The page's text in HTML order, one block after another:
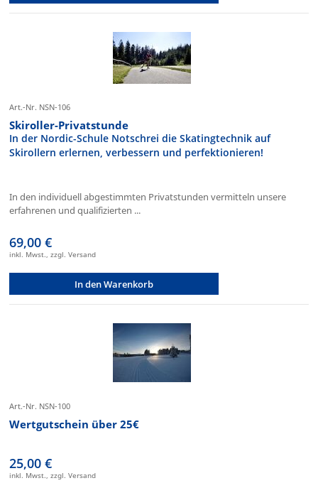
Art.-Nr. NSN-106
Skiroller-Privatstunde
In der Nordic-Schule Notschrei die Skatingtechnik auf
Skirollern erlernen, verbessern und perfektionieren!
In den individuell abgestimmten Privatstunden vermitteln unsere
erfahrenen und qualifizierten ...
69,00 €
inkl. Mwst., zzgl. Versand
In den Warenkorb
Art.-Nr. NSN-100
Wertgutschein über 25€
25,00 €
inkl. Mwst., zzgl. Versand